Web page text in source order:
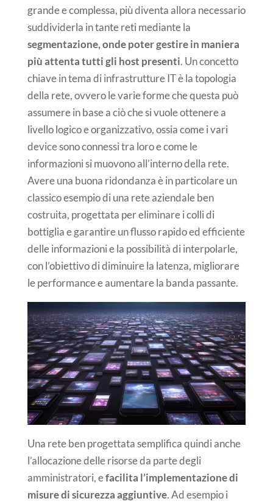
grande e complessa, più diventa allora necessario
suddividerla in tante reti mediante la
segmentazione, onde poter gestire in maniera
più attenta tutti gli host presenti. Un concetto
chiave in tema di infrastrutture IT è la topologia
della rete, ovvero le varie forme che questa può
assumere in base a ciò che si vuole ottenere a
livello logico e organizzativo, ossia come i vari
device sono connessi tra loro e come le
informazioni si muovono all’interno della rete.
Avere una buona ridondanza è in particolare un
classico esempio di una rete aziendale ben
costruita, progettata per eliminare i colli di
bottiglia e garantire un flusso rapido ed efficiente
delle informazioni e la possibilità di interpolarle,
con l’obiettivo di diminuire la latenza, migliorare
le performance e aumentare la banda passante.
Una rete ben progettata semplifica quindi anche
l’allocazione delle risorse da parte degli
amministratori, efacilita l’implementazione di
misure di sicurezza aggiuntive. Ad esempio i